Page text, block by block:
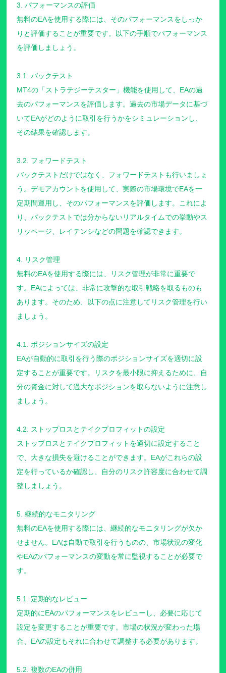
3. パフォーマンスの評価
無料のEAを使用する際には、そのパフォーマンスをしっか
りと評価することが重要です。以下の手順でパフォーマンス
を評価しましょう。
3.1. バックテスト
MT4の「ストラテジーテスター」機能を使用して、EAの過
去のパフォーマンスを評価します。過去の市場データに基づ
いてEAがどのように取引を行うかをシミュレーションし、
その結果を確認します。
3.2. フォワードテスト
バックテストだけではなく、フォワードテストも行いましょ
う。デモアカウントを使用して、実際の市場環境でEAを一
定期間運用し、そのパフォーマンスを評価します。これによ
り、バックテストでは分からないリアルタイムでの挙動やス
リッページ、レイテンシなどの問題を確認できます。
4. リスク管理
無料のEAを使用する際には、リスク管理が非常に重要で
す。EAによっては、非常に攻撃的な取引戦略を取るものも
あります。そのため、以下の点に注意してリスク管理を行い
ましょう。
4.1. ポジションサイズの設定
EAが自動的に取引を行う際のポジションサイズを適切に設
定することが重要です。リスクを最小限に抑えるために、自
分の資金に対して過大なポジションを取らないように注意し
ましょう。
4.2. ストップロスとテイクプロフィットの設定
ストップロスとテイクプロフィットを適切に設定すること
で、大きな損失を避けることができます。EAがこれらの設
定を行っているか確認し、自分のリスク許容度に合わせて調
整しましょう。
5. 継続的なモニタリング
無料のEAを使用する際には、継続的なモニタリングが欠か
せません。EAは自動で取引を行うものの、市場状況の変化
やEAのパフォーマンスの変動を常に監視することが必要で
す。
5.1. 定期的なレビュー
定期的にEAのパフォーマンスをレビューし、必要に応じて
設定を変更することが重要です。市場の状況が変わった場
合、EAの設定もそれに合わせて調整する必要があります。
5.2. 複数のEAの併用